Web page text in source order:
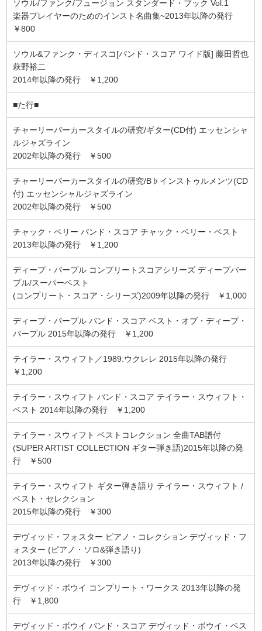
ソウル/ファンク/フュージョン スタンダード・ブック Vol.1
楽器プレイヤーのためのインスト名曲集~2013年以降の発行
￥800
ソウル&ファンク・ディスコ[バンド・スコア ワイド版] 藤田哲也
萩野裕二
2014年以降の発行 ￥1,200
■た行■
チャーリーパーカースタイルの研究/ギター(CD付) エッセンシャ
ルジャズライン
2002年以降の発行 ￥500
チャーリーパーカースタイルの研究/B♭インストゥルメンツ(CD
付) エッセンシャルジャズライン
2002年以降の発行 ￥500
チャック・ベリー バンド・スコア チャック・ベリー・ベスト
2013年以降の発行 ￥1,200
ディープ・パープル コンプリートスコアシリーズ ディープパー
プル/スーパーベスト
(コンプリート・スコア・シリーズ)2009年以降の発行 ￥1,000
ディープ・パープル バンド・スコア ベスト・オブ・ディープ・
パープル 2015年以降の発行 ￥1,200
テイラー・スウィフト／1989:ウクレレ 2015年以降の発行
￥1,200
テイラー・スウィフト バンド・スコア テイラー・スウィフト・
ベスト 2014年以降の発行 ￥1,200
テイラー・スウィフト ベストコレクション 全曲TAB譜付
(SUPER ARTIST COLLECTION ギター弾き語)2015年以降の発
行 ￥500
テイラー・スウィフト ギター弾き語り テイラー・スウィフト /
ベスト・セレクション
2015年以降の発行 ￥300
デヴィッド・フォスター ピアノ・コレクション デヴィッド・フ
ォスター (ピアノ・ソロ&弾き語り)
2013年以降の発行 ￥300
デヴィッド・ボウイ コンプリート・ワークス 2013年以降の発
行 ￥1,800
デヴィッド・ボウイ バンド・スコア デヴィッド・ボウイ・ベス